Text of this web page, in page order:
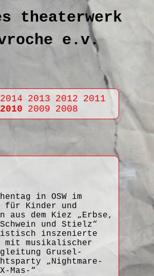
theaterwerk
e.v.
2014 2013 2012 2011
2010 2009 2008
in OSW im
für Kinder und
aus dem Kiez „Erbse,
und Stielz“
inszenierte
mit musikalischer
Grusel-
„Nightmare-
Mas-“